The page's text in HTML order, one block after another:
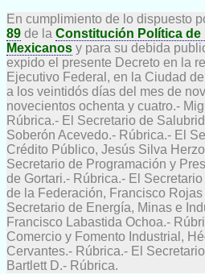
En cumplimiento de lo dispuesto
89 de la Constitución Política
Mexicanos y para su debida
expido el presente Decreto en la
Ejecutivo Federal, en la Ciudad
a los veintidós días del mes de
novecientos ochenta y cuatro.-
Rúbrica.- El Secretario de
Soberón Acevedo.- Rúbrica.- El
Crédito Público, Jesús Silva
Secretario de Programación y
de Gortari.- Rúbrica.- El
de la Federación, Francisco Rojas
Secretario de Energía, Minas e
Francisco Labastida Ochoa.-
Comercio y Fomento Industrial,
Cervantes.- Rúbrica.- El
Bartlett D.- Rúbrica.